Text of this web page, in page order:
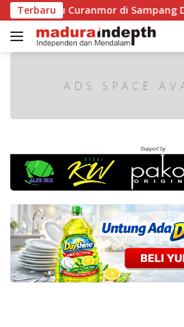
Langsung
ke
konten
Terbaru
Curanmor di Sampang Dibekuk Polisi